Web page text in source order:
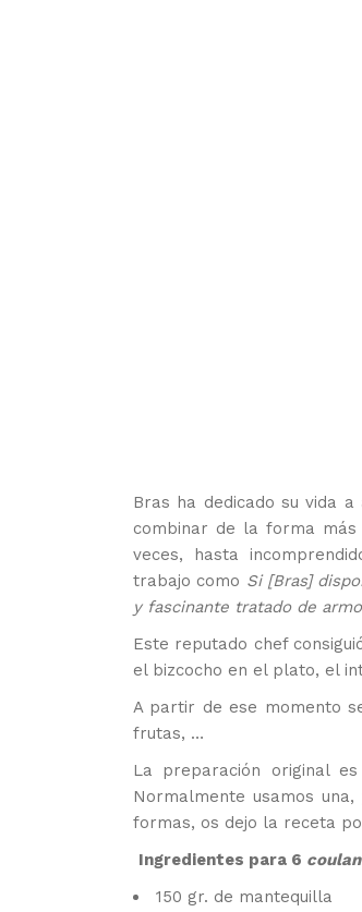
Bras ha dedicado su vida
combinar de la forma
veces, hasta
trabajo como Si [Bras]
y fascinante tratado de
Este reputado chef
el bizcocho en el plato, el
A partir de ese momento
frutas, …
La preparación original
Normalmente usamos
formas, os dejo la receta
Ingredientes para 6
150 gr. de mantequilla